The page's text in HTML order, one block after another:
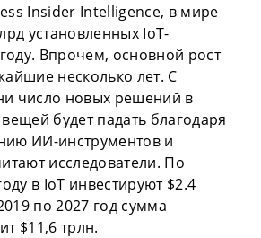
Insider Intelligence, в мире
установленных IoT-
Впрочем, основной рост
несколько лет. С
число новых решений в
будет падать благодаря
ИИ-инструментов и
исследователи. По
в IoT инвестируют $2.4
по 2027 год сумма
$11,6 трлн.